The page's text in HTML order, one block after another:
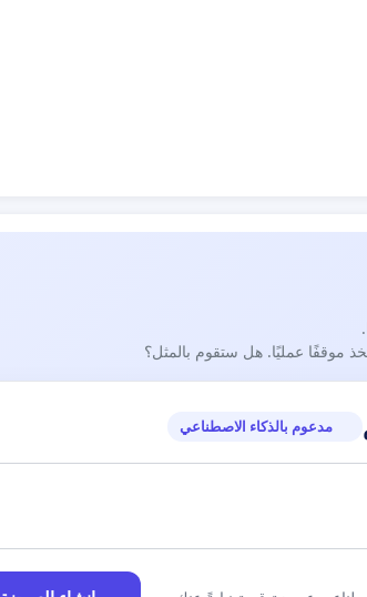
موقفًا عمليًا. هل ستقوم بالمثل؟
مدعوم بالذكاء الاصطناعي